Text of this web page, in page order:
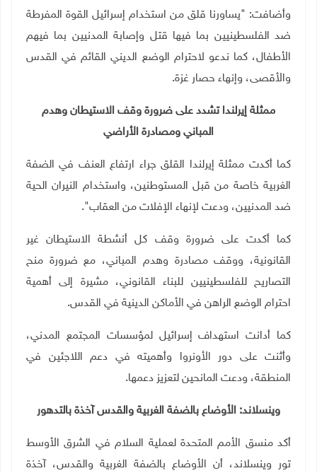
وأضافت: "يساورنا قلق من استخدام إسرائيل القوة المفرطة
ضد الفلسطينيين بما فيها قتل وإصابة المدنيين بما فيهم
الأطفال، كما ندعو لاحترام الوضع الديني القائم في القدس
والأقصى، وإنهاء حصار غزة.
ممثلة إيرلندا تشدد على ضرورة وقف الاستيطان وهدم
المباني ومصادرة الأراضي
كما أكدت ممثلة إيرلندا القلق جراء ارتفاع العنف في الضفة
الغربية خاصة من قبل المستوطنين، واستخدام النيران الحية
ضد المدنيين، ودعت لإنهاء الإفلات من العقاب".
كما أكدت على ضرورة وقف كل أنشطة الاستيطان غير
القانونية، ووقف مصادرة وهدم المباني، مع ضرورة منح
التصاريح للفلسطينيين للبناء القانوني، مشيرة إلى أهمية
احترام الوضع الراهن في الأماكن الدينية في القدس.
كما أدانت استهداف إسرائيل لمؤسسات المجتمع المدني،
وأثنت على دور الأونروا وأهميته في دعم اللاجئين في
المنطقة، ودعت المانحين لتعزيز دعمها.
وينسلاند: الأوضاع بالضفة الغربية والقدس آخذة بالتدهور
أكد منسق الأمم المتحدة لعملية السلام في الشرق الأوسط
تور وينسلاند، أن الأوضاع بالضفة الغربية والقدس، آخذة